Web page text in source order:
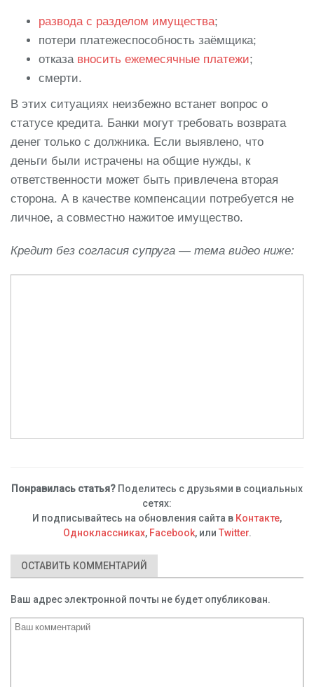
развода с разделом имущества;
потери платежеспособность заёмщика;
отказа вносить ежемесячные платежи;
смерти.
В этих ситуациях неизбежно встанет вопрос о
статусе кредита. Банки могут требовать возврата
денег только с должника. Если выявлено, что
деньги были истрачены на общие нужды, к
ответственности может быть привлечена вторая
сторона. А в качестве компенсации потребуется не
личное, а совместно нажитое имущество.
Кредит без согласия супруга — тема видео ниже:
Понравилась статья? Поделитесь с друзьями в социальных
сетях:
И подписывайтесь на обновления сайта в Контакте,
Одноклассниках, Facebook, или Twitter.
ОСТАВИТЬ КОММЕНТАРИЙ
Ваш адрес электронной почты не будет опубликован.